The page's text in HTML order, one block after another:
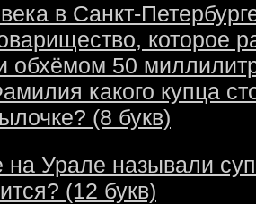
в Санкт-
которое
обхёмом 50
какого купца
(8 букв)
на Урале называли
(12 букв)